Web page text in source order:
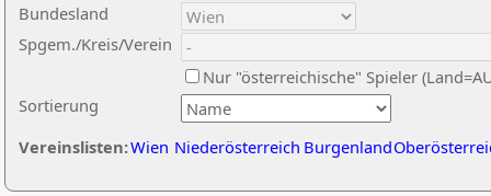
Sortierung
Bundesland
Spgem./Kreis/Verein
Nur "österreichische" Spieler
Vereinslisten:Wien Niederösterreich Burgenland